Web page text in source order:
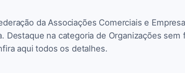
da Associações Comerciais e
Destaque na categoria de Organizações
aqui todos os detalhes.